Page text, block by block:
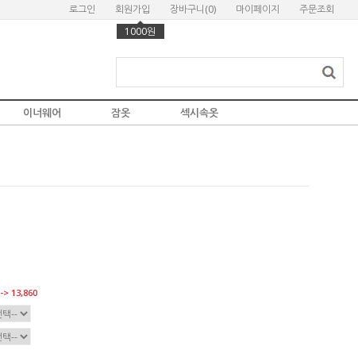
로그인
회원가입
1000원
장바구니(0) 마이페이지 주문조회
이너웨어 잠옷 섹시속옷
-> 13,860